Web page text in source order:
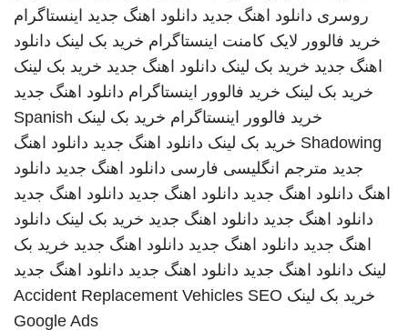
روسری دانلود اهنگ جدید دانلود اهنگ جدید اینستاگرام
خرید فالوور لایک کامنت اینستاگرام خرید بک لینک دانلود
اهنگ جدید خرید بک لینک دانلود اهنگ جدید خرید بک لینک
خرید بک لینک خرید فالوور اینستاگرام دانلود اهنگ جدید
خرید فالوور اینستاگرام خرید بک لینک Spanish
Shadowing خرید بک لینک دانلود اهنگ جدید دانلود اهنگ
جدید مترجم انگلیسی فارسی دانلود اهنگ جدید دانلود
اهنگ دانلود اهنگ جدید دانلود اهنگ جدید دانلود اهنگ جدید
دانلود اهنگ جدید دانلود اهنگ جدید خرید بک لینک دانلود
اهنگ جدید دانلود اهنگ جدید دانلود اهنگ جدید خرید بک
لینک دانلود اهنگ جدید دانلود اهنگ جدید دانلود اهنگ جدید
خرید بک لینک
Accident Replacement Vehicles SEO
Google Ads